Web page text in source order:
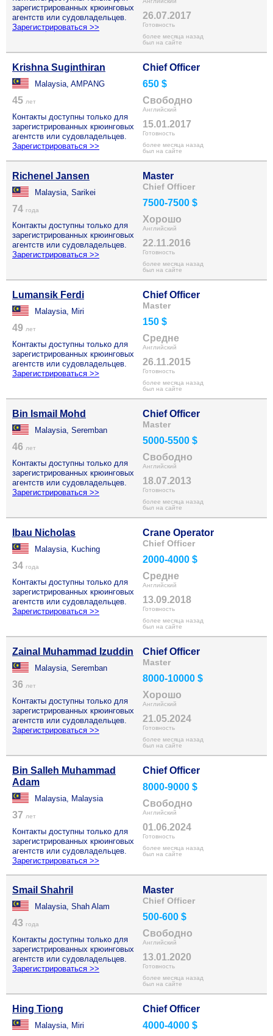
зарегистрированных крюинговых
агентств или судовладельцев.
Зарегистрироваться >>
26.07.2017
Готовность
более месяца назад
был на сайте
Krishna Suginthiran
Malaysia, AMPANG
45 лет
Контакты доступны только для
зарегистрированных крюинговых
агентств или судовладельцев.
Зарегистрироваться >>
Chief Officer
650 $
Свободно
Английский
15.01.2017
Готовность
более месяца назад
был на сайте
Richenel Jansen
Malaysia, Sarikei
74 года
Контакты доступны только для
зарегистрированных крюинговых
агентств или судовладельцев.
Зарегистрироваться >>
Master
Chief Officer
7500-7500 $
Хорошо
Английский
22.11.2016
Готовность
более месяца назад
был на сайте
Lumansik Ferdi
Malaysia, Miri
49 лет
Контакты доступны только для
зарегистрированных крюинговых
агентств или судовладельцев.
Зарегистрироваться >>
Chief Officer
Master
150 $
Средне
Английский
26.11.2015
Готовность
более месяца назад
был на сайте
Bin Ismail Mohd
Malaysia, Seremban
46 лет
Контакты доступны только для
зарегистрированных крюинговых
агентств или судовладельцев.
Зарегистрироваться >>
Chief Officer
Master
5000-5500 $
Свободно
Английский
18.07.2013
Готовность
более месяца назад
был на сайте
Ibau Nicholas
Malaysia, Kuching
34 года
Контакты доступны только для
зарегистрированных крюинговых
агентств или судовладельцев.
Зарегистрироваться >>
Crane Operator
Chief Officer
2000-4000 $
Средне
Английский
13.09.2018
Готовность
более месяца назад
был на сайте
Zainal Muhammad Izuddin
Malaysia, Seremban
36 лет
Контакты доступны только для
зарегистрированных крюинговых
агентств или судовладельцев.
Зарегистрироваться >>
Chief Officer
Master
8000-10000 $
Хорошо
Английский
21.05.2024
Готовность
более месяца назад
был на сайте
Bin Salleh Muhammad
Adam
Malaysia, Malaysia
37 лет
Контакты доступны только для
зарегистрированных крюинговых
агентств или судовладельцев.
Зарегистрироваться >>
Chief Officer
8000-9000 $
Свободно
Английский
01.06.2024
Готовность
более месяца назад
был на сайте
Smail Shahril
Malaysia, Shah Alam
43 года
Контакты доступны только для
зарегистрированных крюинговых
агентств или судовладельцев.
Зарегистрироваться >>
Master
Chief Officer
500-600 $
Свободно
Английский
13.01.2020
Готовность
более месяца назад
был на сайте
Hing Tiong
Malaysia, Miri
Chief Officer
4000-4000 $